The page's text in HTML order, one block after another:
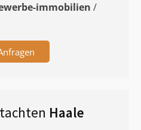
immobilien /
Haale